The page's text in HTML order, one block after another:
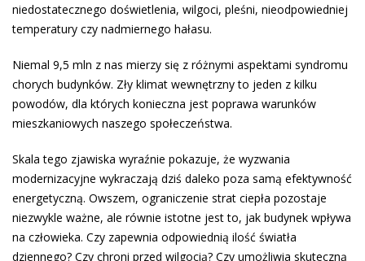
niedostatecznego doświetlenia, wilgoci, pleśni, nieodpowiedniej
temperatury czy nadmiernego hałasu.
Niemal 9,5 mln z nas mierzy się z różnymi aspektami syndromu
chorych budynków. Zły klimat wewnętrzny to jeden z kilku
powodów, dla których konieczna jest poprawa warunków
mieszkaniowych naszego społeczeństwa.
Skala tego zjawiska wyraźnie pokazuje, że wyzwania
modernizacyjne wykraczają dziś daleko poza samą efektywność
energetyczną. Owszem, ograniczenie strat ciepła pozostaje
niezwykle ważne, ale równie istotne jest to, jak budynek wpływa
na człowieka. Czy zapewnia odpowiednią ilość światła
dziennego? Czy chroni przed wilgocią? Czy umożliwia skuteczną